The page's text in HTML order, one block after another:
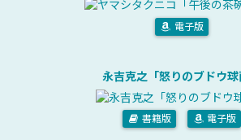
電子版
永吉克之「怒りのブドウ球
書籍版 電子版